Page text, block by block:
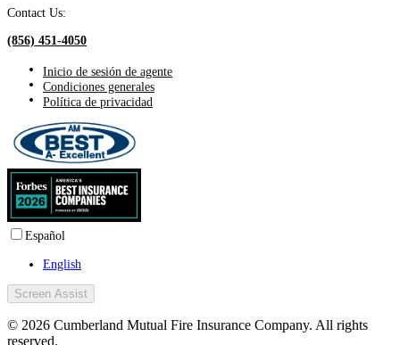
Contact Us:
(856) 451-4050
Inicio de sesión de agente
Condiciones generales
Política de privacidad
Español
English
Screen Assist
© 2026 Cumberland Mutual Fire Insurance Company. All rights
reserved.